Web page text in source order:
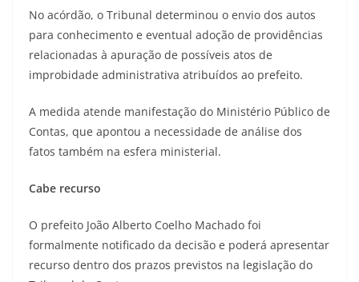
No acórdão, o Tribunal determinou o envio dos autos
para conhecimento e eventual adoção de providências
relacionadas à apuração de possíveis atos de
improbidade administrativa atribuídos ao prefeito.
A medida atende manifestação do Ministério Público de
Contas, que apontou a necessidade de análise dos
fatos também na esfera ministerial.
Cabe recurso
O prefeito João Alberto Coelho Machado foi
formalmente notificado da decisão e poderá apresentar
recurso dentro dos prazos previstos na legislação do